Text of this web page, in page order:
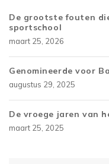
De grootste fouten
sportschool
maart 25, 2026
Genomineerde voor
augustus 29, 2025
De vroege jaren van
maart 25, 2025